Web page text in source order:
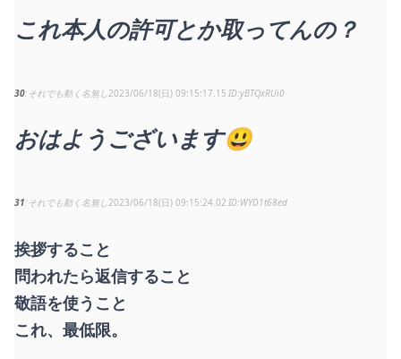
これ本人の許可とか取ってんの？
30 それでも動く名無し2023/06/18(日) 09:15:17.15 yBTQxRUi0
おはようございます😃
31 それでも動く名無し2023/06/18(日) 09:15:24.02 WYD1t68ed
挨拶すること
問われたら返信すること
敬語を使うこと
これ、最低限。